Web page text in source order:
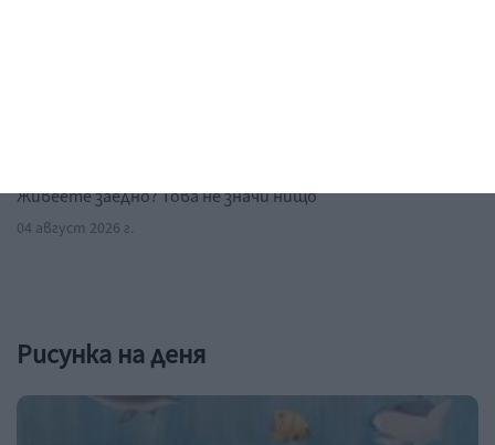
Живеете заедно? Това не значи нищо
04 август 2026 г.
Рисунка на деня